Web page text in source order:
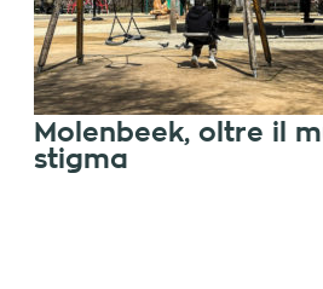
Molenbeek, oltre il
stigma